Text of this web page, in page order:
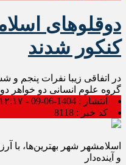
دوقلوهای
کنکور شدند
گروه علوم انسانی دو خواهر
انتشار : 1404-06-09 - ۱۲:۱۷
کد خبر : 8118
اسلامشهر شهر بهترین‌ها، با
و آینده‌دار